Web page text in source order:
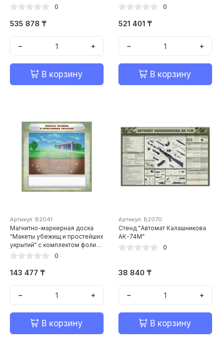
военнослужащих Российской
0
535 878 ₸
− +
В корзину
Российского"
0
521 401 ₸
− +
В корзину
Артикул: В2041
Магнитно-маркерная доска
"Макеты убежищ и простейших
укрытий" с комплектом фолий
и тематических магнитов
0
143 477 ₸
− +
В корзину
Артикул: В2070
Стенд "Автомат Калашникова
АК-74М"
0
38 840 ₸
− +
В корзину